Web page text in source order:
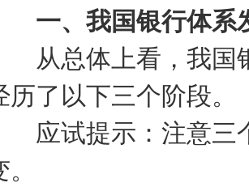
一、我国银行体系
从总体上看，我国
历了以下三个阶段。
应试提示：注意三